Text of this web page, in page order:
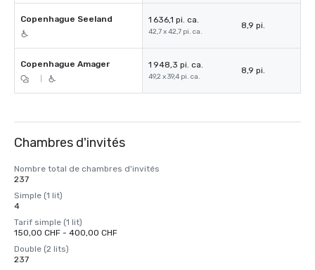
Copenhague Seeland 1 636,1 pi. ca.
42,7 x 42,7 pi. ca.
8,9 pi.
Copenhague Amager 1 948,3 pi. ca.
49,2 x 39,4 pi. ca.
8,9 pi.
Chambres d'invités
Nombre total de chambres d'invités
237
Simple (1 lit)
4
Tarif simple (1 lit)
150,00 CHF - 400,00 CHF
Double (2 lits)
237